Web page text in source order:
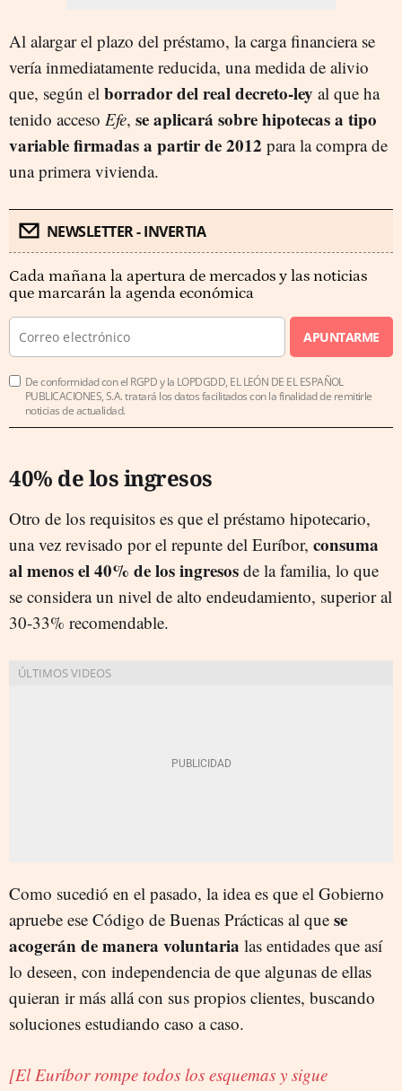
Al alargar el plazo del préstamo, la carga financiera se
vería inmediatamente reducida, una medida de alivio
que, según el borrador del real decreto-ley al que ha
tenido acceso Efe, se aplicará sobre hipotecas a tipo
variable firmadas a partir de 2012 para la compra de
una primera vivienda.
NEWSLETTER - INVERTIA
Cada mañana la apertura de mercados y las noticias
que marcarán la agenda económica
APUNTARME
De conformidad con el RGPD y la LOPDGDD, EL LEÓN DE EL ESPAÑOL
PUBLICACIONES, S.A. tratará los datos facilitados con la finalidad de remitirle
noticias de actualidad.
40% de los ingresos
Otro de los requisitos es que el préstamo hipotecario,
una vez revisado por el repunte del Euríbor, consuma
al menos el 40% de los ingresos de la familia, lo que
se considera un nivel de alto endeudamiento, superior al
30-33% recomendable.
Como sucedió en el pasado, la idea es que el Gobierno
apruebe ese Código de Buenas Prácticas al que se
acogerán de manera voluntaria las entidades que así
lo deseen, con independencia de que algunas de ellas
quieran ir más allá con sus propios clientes, buscando
soluciones estudiando caso a caso.
[El Euríbor rompe todos los esquemas y sigue